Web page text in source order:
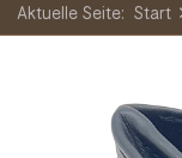
Aktuelle Seite: Start